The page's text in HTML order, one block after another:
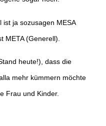
ist ja sozusagen MESA
META (Generell).
heute!), dass die
mehr kümmern möchte
Frau und Kinder.